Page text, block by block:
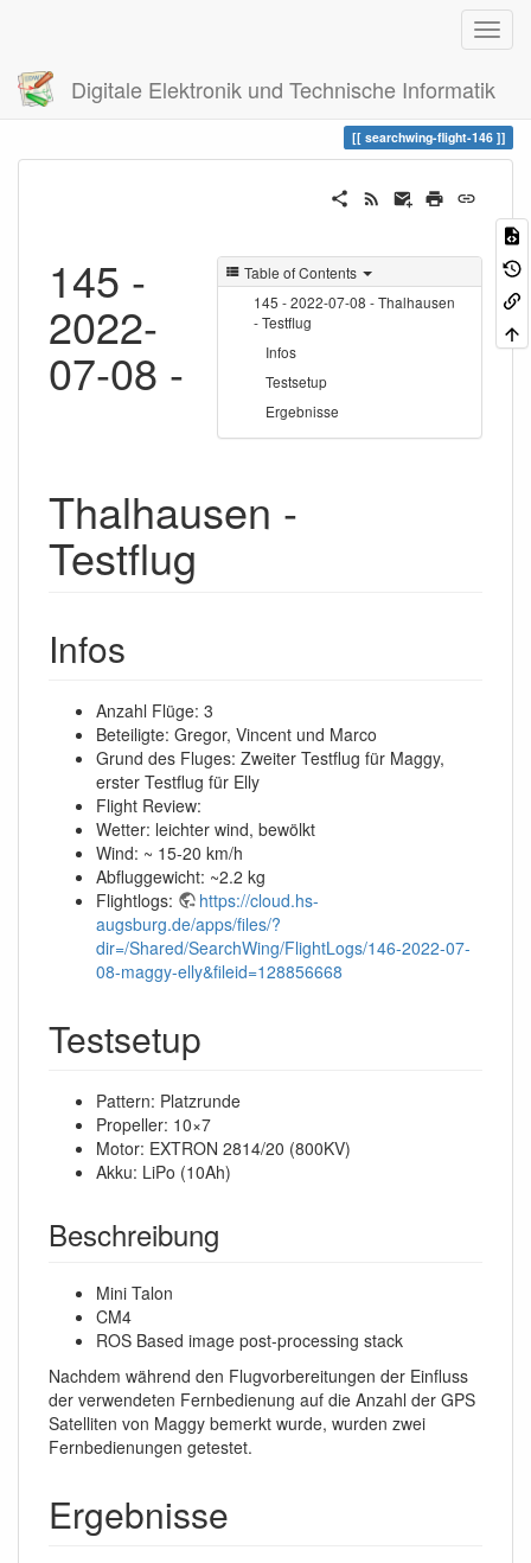
Digitale Elektronik und Technische Informatik
Trace searchwing-flight-146
searchwing-flight-146
Table of Contents
145 - 2022-07-08 - Thalhausen
- Testflug
Infos
Testsetup
Ergebnisse
145 -
2022-
07-08 -
Thalhausen -
Testflug
Infos
Anzahl Flüge: 3
Beteiligte: Gregor, Vincent und Marco
Grund des Fluges: Zweiter Testflug für Maggy,
erster Testflug für Elly
Flight Review:
Wetter: leichter wind, bewölkt
Wind: ~ 15-20 km/h
Abfluggewicht: ~2.2 kg
Flightlogs:
https://cloud.hs-
augsburg.de/apps/files/?
dir=/Shared/SearchWing/FlightLogs/146-2022-07-
08-maggy-elly&fileid=128856668
Testsetup
Pattern: Platzrunde
Propeller: 10×7
Motor: EXTRON 2814/20 (800KV)
Akku: LiPo (10Ah)
Beschreibung
Mini Talon
CM4
ROS Based image post-processing stack
Nachdem während den Flugvorbereitungen der Einfluss
der verwendeten Fernbedienung auf die Anzahl der GPS
Satelliten von Maggy bemerkt wurde, wurden zwei
Fernbedienungen getestet.
Ergebnisse